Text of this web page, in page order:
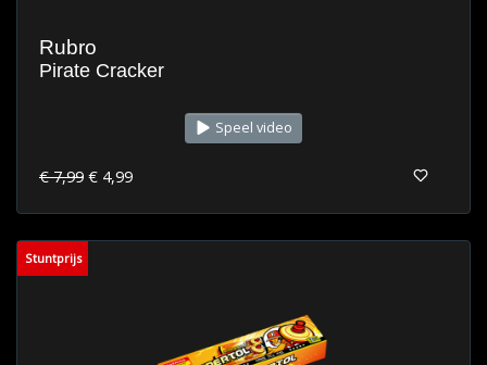
Rubro
Pirate Cracker
Speel video
€ 7,99 € 4,99
Stuntprijs